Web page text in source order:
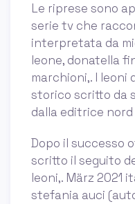
Le riprese sono
serie tv che
interpretata da
leone, donatella
marchioni,. I leoni
storico scritto da
dalla editrice nord
Dopo il successo
scritto il seguito
leoni,. März 2021
stefania auci